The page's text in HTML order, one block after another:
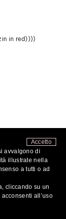
in red))))
favorites-
Accetto
avvalgono di
illustrate nella
a tutti o ad
cliccando su un
all’uso